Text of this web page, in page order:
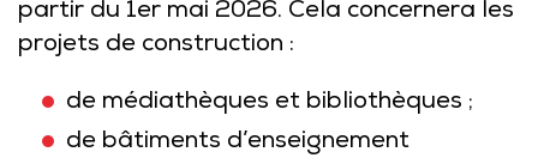
partir du 1er mai 2026. Cela concernera les
projets de construction :
de médiathèques et bibliothèques ;
de bâtiments d’enseignement